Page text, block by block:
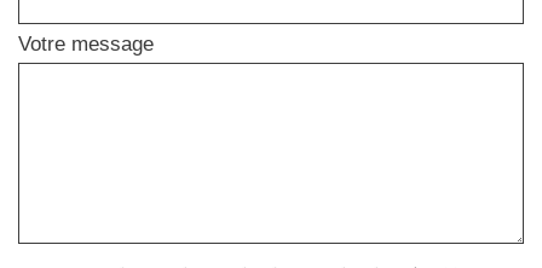
Votre message